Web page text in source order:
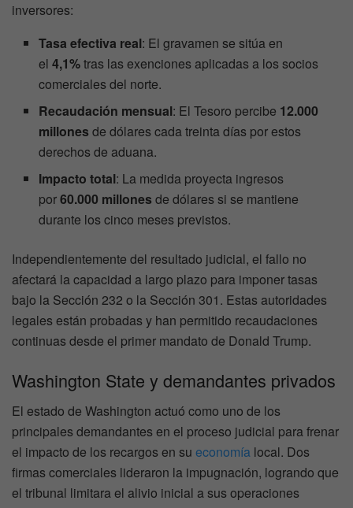
inversores:
Tasa efectiva real: El gravamen se sitúa en
el4,1%tras las exenciones aplicadas a los socios
comerciales del norte.
Recaudación mensual: El Tesoro percibe 12.000
millones de dólares cada treinta días por estos
derechos de aduana.
Impacto total: La medida proyecta ingresos
por60.000 millones de dólares si se mantiene
durante los cinco meses previstos.
Independientemente del resultado judicial, el fallo no
afectará la capacidad a largo plazo para imponer tasas
bajo la Sección 232 o la Sección 301. Estas autoridades
legales están probadas y han permitido recaudaciones
continuas desde el primer mandato de Donald Trump.
Washington State y demandantes privados
El estado de Washington actuó como uno de los
principales demandantes en el proceso judicial para frenar
el impacto de los recargos en su economía local. Dos
firmas comerciales lideraron la impugnación, logrando que
el tribunal limitara el alivio inicial a sus operaciones